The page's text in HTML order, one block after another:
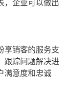
，企业可以做出
享销客的服务支
跟踪问题解决进
满意度和忠诚